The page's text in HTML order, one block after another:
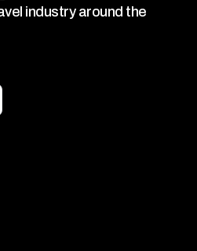
industry around the